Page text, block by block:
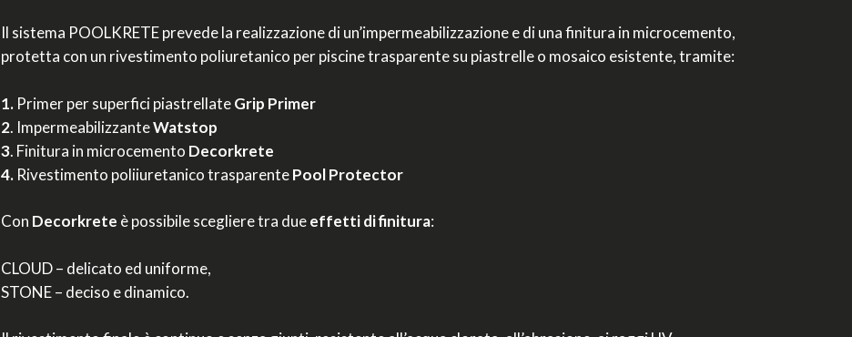
Il sistema POOLKRETE prevede la realizzazione di un’impermeabilizzazione e di una finitura in microcemento,
protetta con un rivestimento poliuretanico per piscine trasparente su piastrelle o mosaico esistente, tramite:
1. Primer per superfici piastrellateGrip Primer
2. ImpermeabilizzanteWatstop
3. Finitura in microcemento Decorkrete
4.Rivestimento poliiuretanico trasparentePool Protector
Con Decorkrete è possibile scegliere tra dueeffetti di finitura:
CLOUD – delicato ed uniforme,
STONE – deciso e dinamico.